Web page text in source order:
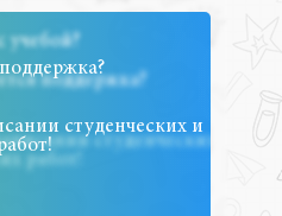
студенческих и